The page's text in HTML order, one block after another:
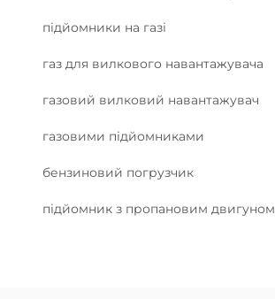
підйомники на газі
газ для вилкового навантажувача
газовий вилковий навантажувач
газовими підйомниками
бензиновий погрузчик
підйомник з пропановим двигуном